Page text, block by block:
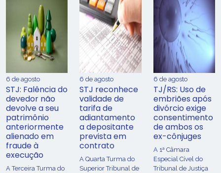
6 de agosto
STJ: Falência do
devedor não
devolve a seu
patrimônio
anteriormente
alienado em
fraude à
execução
A Terceira Turma do
6 de agosto
STJ reconhece
validade de
tarifa de
adiantamento
a depositante
prevista em
contrato
A Quarta Turma do
Superior Tribunal de
6 de agosto
TJ/RS: Uso de
embriões após
divórcio exige
consentimento
de ambos os
ex-cônjuges
A 1ª Câmara
Especial Cível do
Tribunal de Justiça